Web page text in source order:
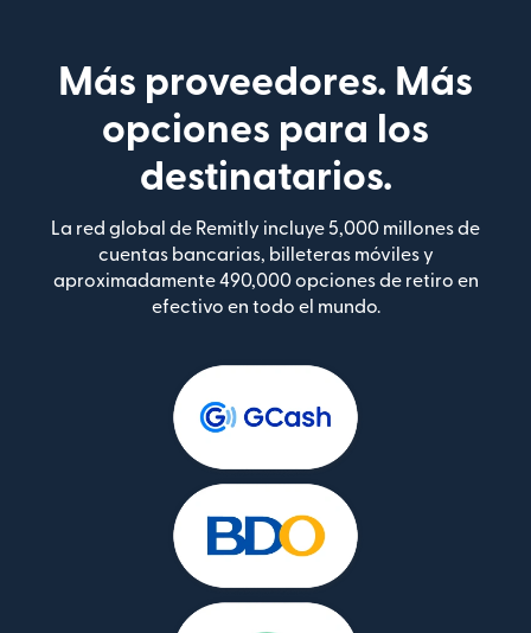
Más proveedores. Más
opciones para los
destinatarios.
La red global de Remitly incluye 5,000 millones de
cuentas bancarias, billeteras móviles y
aproximadamente 490,000 opciones de retiro en
efectivo en todo el mundo.